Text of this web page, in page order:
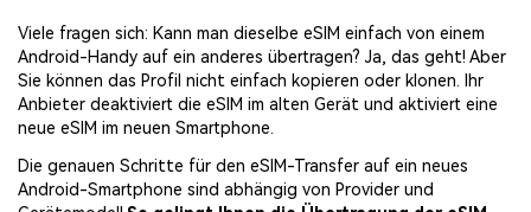
Viele fragen sich: Kann man dieselbe eSIM einfach von einem
Android-Handy auf ein anderes übertragen? Ja, das geht! Aber
Sie können das Profil nicht einfach kopieren oder klonen. Ihr
Anbieter deaktiviert die eSIM im alten Gerät und aktiviert eine
neue eSIM im neuen Smartphone.
Die genauen Schritte für den eSIM-Transfer auf ein neues
Android-Smartphone sind abhängig von Provider und